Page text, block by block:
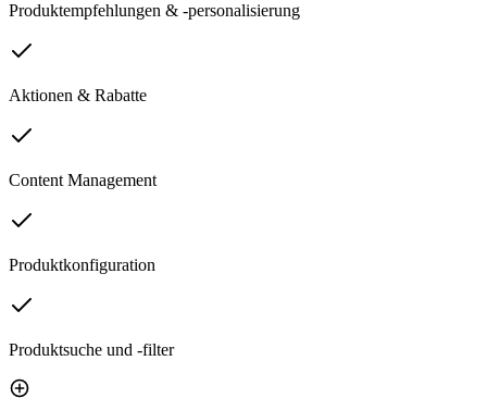
Produktempfehlungen & -personalisierung
Aktionen & Rabatte
Content Management
Produktkonfiguration
Produktsuche und -filter